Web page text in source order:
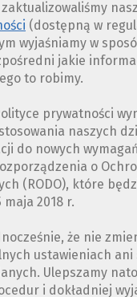
(dostępną w
wyjaśniamy w
jakie
to robimy.
prywatności
naszych
do nowych wymagań
o
(RODO), które
2018 r.
że nie
ustawieniach ani
Ulepszamy
i dokładniej